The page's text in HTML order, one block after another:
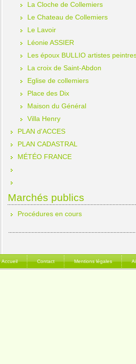
La Cloche de Collemiers
Le Chateau de Collemiers
Le Lavoir
Léonie ASSIER
Les époux BULLIO artistes
La croix de Saint-Abdon
Eglise de collemiers
Place des Dix
Maison du Général
Villa Henry
PLAN d'ACCES
PLAN CADASTRAL
MÉTÉO FRANCE
Marchés publics
Procédures en cours
Accueil Contact Mentions légales